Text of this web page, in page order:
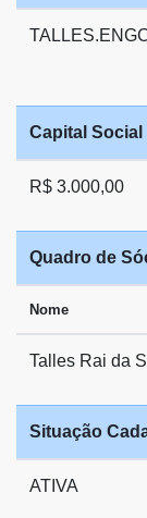
Capital Social
R$ 3.000,00
Quadro de
Nome
Talles Rai da
Situação
ATIVA